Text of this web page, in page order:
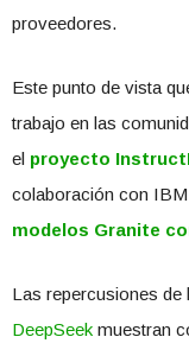
proveedores.
Este punto de vista
trabajo en las
el proyecto
colaboración con
modelos Granite
Las repercusiones de
DeepSeek muestran